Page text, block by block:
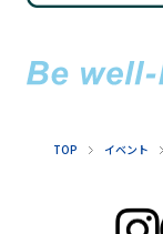
TOP イベント